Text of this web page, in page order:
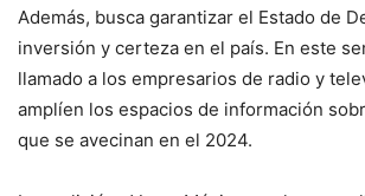
Además, busca garantizar el Estado de
inversión y certeza en el país. En este
llamado a los empresarios de radio y
amplíen los espacios de información
que se avecinan en el 2024.